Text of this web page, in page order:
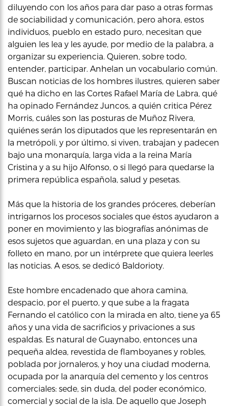
diluyendo con los años para dar paso a otras formas
de sociabilidad y comunicación, pero ahora, estos
individuos, pueblo en estado puro, necesitan que
alguien les lea y les ayude, por medio de la palabra, a
organizar su experiencia. Quieren, sobre todo,
entender, participar. Anhelan un vocabulario común.
Buscan noticias de los hombres ilustres, quieren saber
qué ha dicho en las Cortes Rafael María de Labra, qué
ha opinado Fernández Juncos, a quién critica Pérez
Morris, cuáles son las posturas de Muñoz Rivera,
quiénes serán los diputados que les representarán en
la metrópoli, y por último, si viven, trabajan y padecen
bajo una monarquía, larga vida a la reina María
Cristina y a su hijo Alfonso, o si llegó para quedarse la
primera república española, salud y pesetas.
Más que la historia de los grandes próceres, deberían
intrigarnos los procesos sociales que éstos ayudaron a
poner en movimiento y las biografías anónimas de
esos sujetos que aguardan, en una plaza y con su
folleto en mano, por un intérprete que quiera leerles
las noticias. A esos, se dedicó Baldorioty.
Este hombre encadenado que ahora camina,
despacio, por el puerto, y que sube a la fragata
Fernando el católico con la mirada en alto, tiene ya 65
años y una vida de sacrificios y privaciones a sus
espaldas. Es natural de Guaynabo, entonces una
pequeña aldea, revestida de flamboyanes y robles,
poblada por jornaleros, y hoy una ciudad moderna,
ocupada por la anarquía del cemento y los centros
comerciales: sede, sin duda, del poder económico,
comercial y social de la isla. De aquello que Joseph